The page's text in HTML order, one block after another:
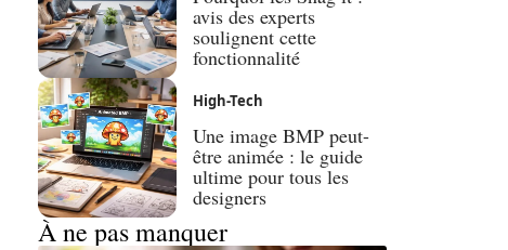
avis des experts
soulignent cette
fonctionnalité
High-Tech
Une image BMP peut-
être animée : le guide
ultime pour tous les
designers
À ne pas manquer